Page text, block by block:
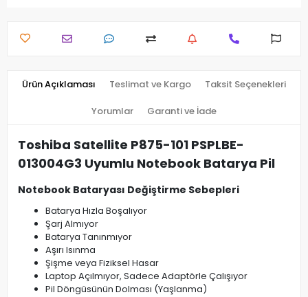
Ürün Açıklaması Teslimat ve Kargo Taksit Seçenekleri
Yorumlar Garanti ve İade
Toshiba Satellite P875-101 PSPLBE-
013004G3 Uyumlu Notebook Batarya Pil
Notebook Bataryası Değiştirme Sebepleri
Batarya Hızla Boşalıyor
Şarj Almıyor
Batarya Tanınmıyor
Aşırı Isınma
Şişme veya Fiziksel Hasar
Laptop Açılmıyor, Sadece Adaptörle Çalışıyor
Pil Döngüsünün Dolması (Yaşlanma)